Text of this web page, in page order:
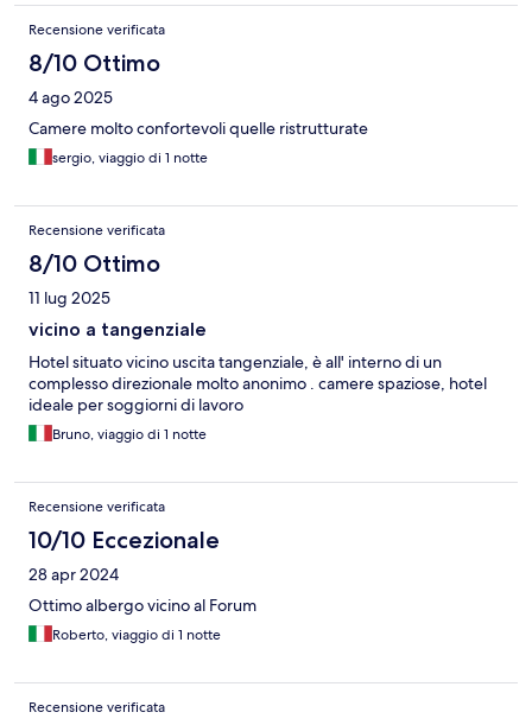
Recensione verificata
8/10 Ottimo
4 ago 2025
Camere molto confortevoli quelle ristrutturate
sergio, viaggio di 1 notte
Recensione verificata
8/10 Ottimo
11 lug 2025
vicino a tangenziale
Hotel situato vicino uscita tangenziale, è all' interno di un
complesso direzionale molto anonimo . camere spaziose, hotel
ideale per soggiorni di lavoro
Bruno, viaggio di 1 notte
Recensione verificata
10/10 Eccezionale
28 apr 2024
Ottimo albergo vicino al Forum
Roberto, viaggio di 1 notte
Recensione verificata